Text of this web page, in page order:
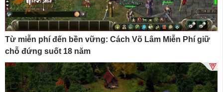
Từ miễn phí đến bền vững: Cách Võ Lâm Miễn Phí giữ
chỗ đứng suốt 18 năm